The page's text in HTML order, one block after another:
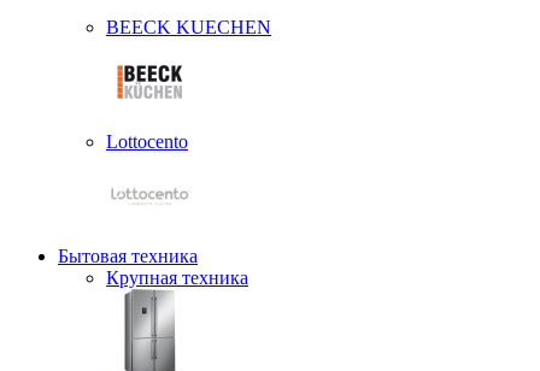
BEECK KUECHEN
Lottocento
Бытовая техника
Крупная техника